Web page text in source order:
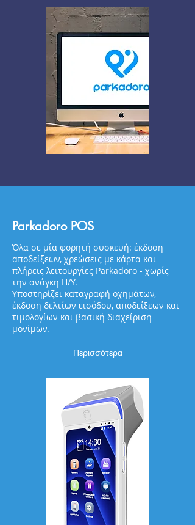
Parkadoro POS
Όλα σε μία φορητή συσκευή: έκδοση
αποδείξεων, χρεώσεις με κάρτα και
πλήρεις λειτουργίες Parkadoro - χωρίς
την ανάγκη H/Υ.
Υποστηρίζει καταγραφή οχημάτων,
έκδοση δελτίων εισόδου, αποδείξεων και
τιμολογίων και βασική διαχείριση
μονίμων.
Περισσότερα